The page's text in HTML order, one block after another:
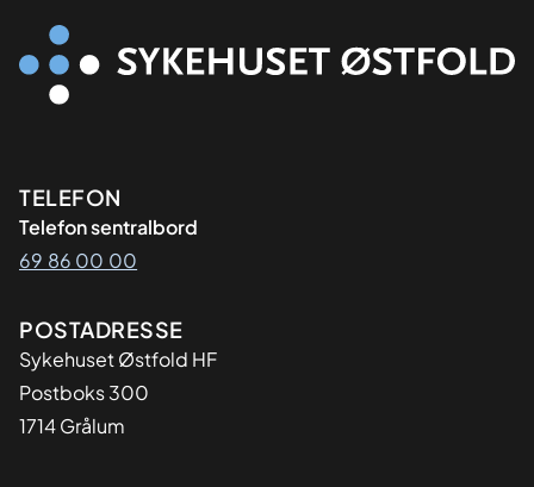
Kontaktinformasjon
TELEFON
Telefon sentralbord
69 86 00 00
Adresse
POSTADRESSE
Sykehuset Østfold HF
Postboks 300
1714 Grålum